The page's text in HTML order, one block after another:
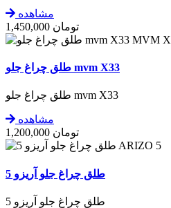
مشاهده
1,450,000 تومان
MVM
طلق چراغ جلو mvm X33
طلق چراغ جلو mvm X33
مشاهده
1,200,000 تومان
ARIZO 5
طلق چراغ جلو آریزو 5
طلق چراغ جلو آریزو 5